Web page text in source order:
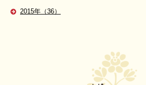
2015年（36）